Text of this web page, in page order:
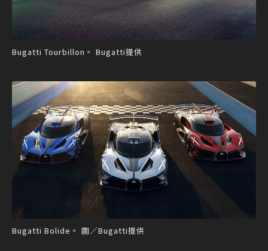
Bugatti Tourbillon。 Bugatti提供
Bugatti Bolide。 圖／Bugatti提供